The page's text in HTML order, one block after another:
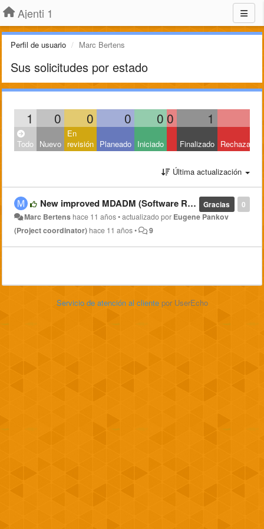
Ajenti 1
Perfil de usuario Marc Bertens
Sus solicitudes por estado
1 0 0 0 0 0 1
Todo Nuevo
En
revisión Planeado Iniciado Finalizado Rechazado
Última actualización
0
Gracias
New improved MDADM (Software RAID) plugin @ https://github.com/pe2mbs/ajenti-mdadm.git
Marc Bertens hace 11 años•actualizado por Eugene Pankov
(Project coordinator) hace 11 años• 9
Servicio de atención al cliente por UserEcho